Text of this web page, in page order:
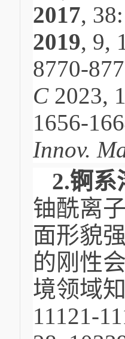
2017,
2019, 9,
8770-
C 2023,
1656-
Innov.
2.锕系
铀酰离
面形貌
的刚性
境领域
11121-